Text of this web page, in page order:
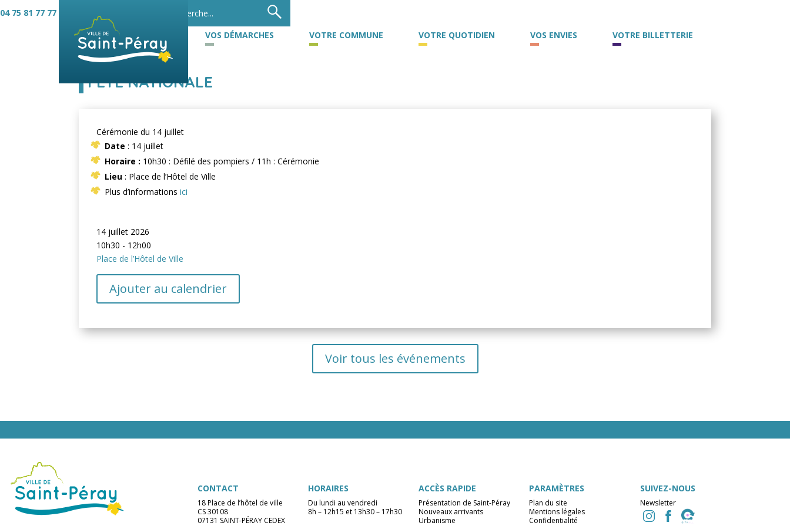
04 75 81 77 77
VOS DÉMARCHES VOTRE COMMUNE VOTRE QUOTIDIEN VOS ENVIES VOTRE BILLETTERIE
FÊTE NATIONALE
Cérémonie du 14 juillet
Date : 14 juillet
Horaire : 10h30 : Défilé des pompiers / 11h : Cérémonie
Lieu: Place de l’Hôtel de Ville
Plus d’informationsici
14 juillet 2026
10h30 - 12h00
Place de l’Hôtel de Ville
Ajouter au calendrier
Voir tous les événements
CONTACT
18 Place de l’hôtel de ville
CS 30108
07131 SAINT-PÉRAY CEDEX
HORAIRES
Du lundi au vendredi
8h – 12h15 et 13h30 – 17h30
ACCÈS RAPIDE
Présentation de Saint-Péray
Nouveaux arrivants
Urbanisme
PARAMÈTRES
Plan du site
Mentions légales
Confidentialité
SUIVEZ-NOUS
Newsletter